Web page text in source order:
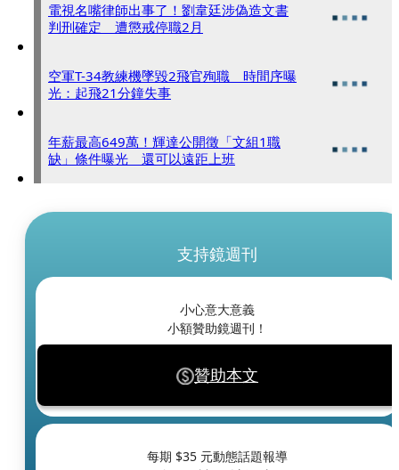
電視名嘴律師出事了！劉韋廷涉偽造文書
判刑確定 遭懲戒停職2月
空軍T-34教練機墜毀2飛官殉職 時間序曝
光：起飛21分鐘失事
年薪最高649萬！輝達公開徵「文組1職
缺」條件曝光 還可以遠距上班
支持鏡週刊
小心意大意義
小額贊助鏡週刊！
贊助本文
每期 $35 元動態話題報導